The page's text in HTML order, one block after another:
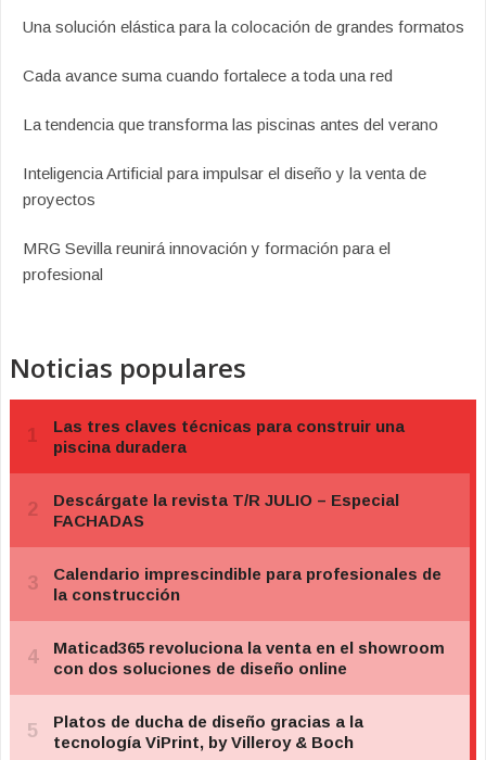
Una solución elástica para la colocación de grandes formatos
Cada avance suma cuando fortalece a toda una red
La tendencia que transforma las piscinas antes del verano
Inteligencia Artificial para impulsar el diseño y la venta de
proyectos
MRG Sevilla reunirá innovación y formación para el
profesional
Noticias populares